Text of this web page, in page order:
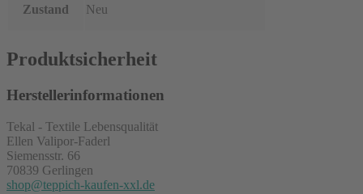
Zustand Neu
Produktsicherheit
Herstellerinformationen
Tekal - Textile Lebensqualität
Ellen Valipor-Faderl
Siemensstr. 66
70839 Gerlingen
shop@teppich-kaufen-xxl.de